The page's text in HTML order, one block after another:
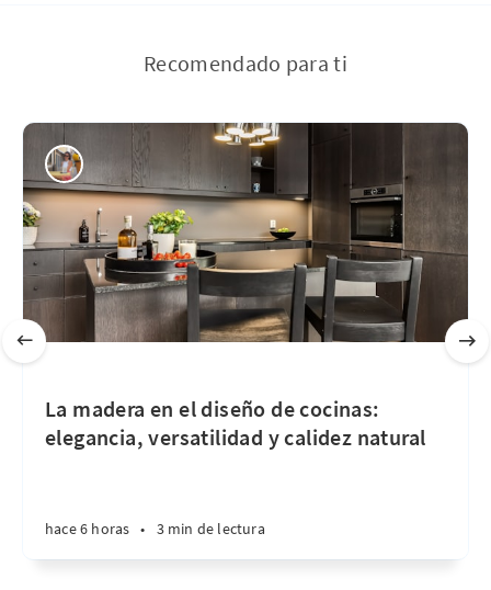
Recomendado para ti
La madera en el diseño de cocinas:
elegancia, versatilidad y calidez natural
hace 6 horas • 3 min de lectura